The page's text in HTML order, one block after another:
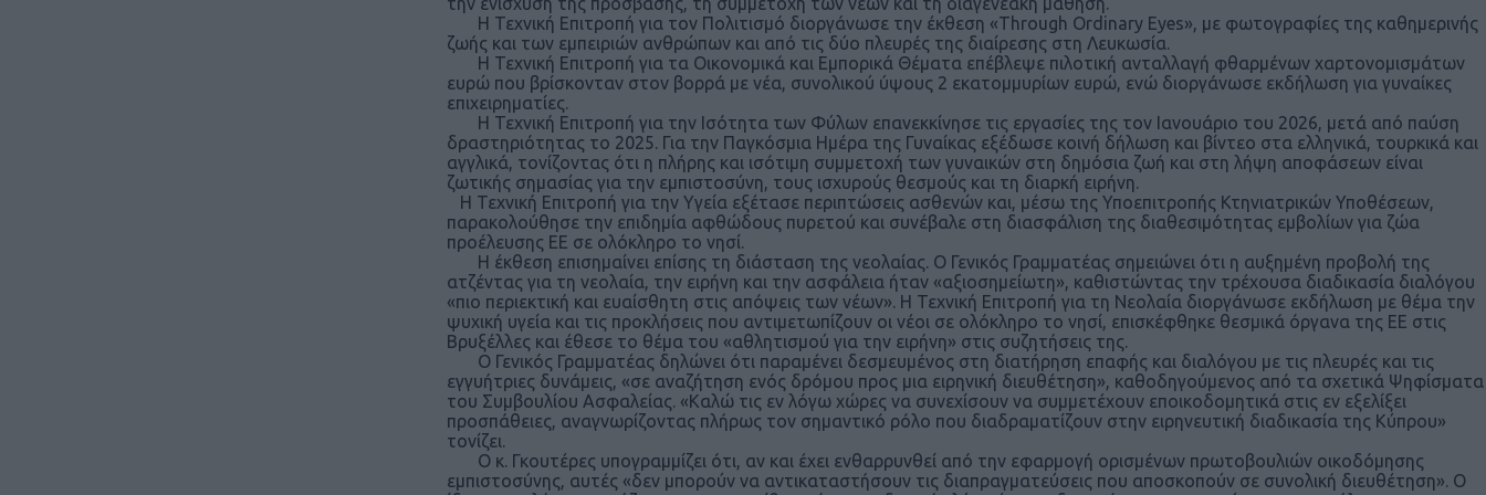
Η Τεχνική Επιτροπή για τον Πολιτισμό διοργάνωσε την έκθεση «Through Ordinary Eyes», με φωτογραφίες της καθημερινής
ζωής και των εμπειριών ανθρώπων και από τις δύο πλευρές της διαίρεσης στη Λευκωσία.
Η Τεχνική Επιτροπή για τα Οικονομικά και Εμπορικά Θέματα επέβλεψε πιλοτική ανταλλαγή φθαρμένων χαρτονομισμάτων
ευρώ που βρίσκονταν στον βορρά με νέα, συνολικού ύψους 2 εκατομμυρίων ευρώ, ενώ διοργάνωσε εκδήλωση για γυναίκες
επιχειρηματίες.
Η Τεχνική Επιτροπή για την Ισότητα των Φύλων επανεκκίνησε τις εργασίες της τον Ιανουάριο του 2026, μετά από παύση
δραστηριότητας το 2025. Για την Παγκόσμια Ημέρα της Γυναίκας εξέδωσε κοινή δήλωση και βίντεο στα ελληνικά, τουρκικά και
αγγλικά, τονίζοντας ότι η πλήρης και ισότιμη συμμετοχή των γυναικών στη δημόσια ζωή και στη λήψη αποφάσεων είναι
ζωτικής σημασίας για την εμπιστοσύνη, τους ισχυρούς θεσμούς και τη διαρκή ειρήνη.
Η Τεχνική Επιτροπή για την Υγεία εξέτασε περιπτώσεις ασθενών και, μέσω της Υποεπιτροπής Κτηνιατρικών Υποθέσεων,
παρακολούθησε την επιδημία αφθώδους πυρετού και συνέβαλε στη διασφάλιση της διαθεσιμότητας εμβολίων για ζώα
προέλευσης ΕΕ σε ολόκληρο το νησί.
Η έκθεση επισημαίνει επίσης τη διάσταση της νεολαίας. Ο Γενικός Γραμματέας σημειώνει ότι η αυξημένη προβολή της
ατζέντας για τη νεολαία, την ειρήνη και την ασφάλεια ήταν «αξιοσημείωτη», καθιστώντας την τρέχουσα διαδικασία διαλόγου
«πιο περιεκτική και ευαίσθητη στις απόψεις των νέων». Η Τεχνική Επιτροπή για τη Νεολαία διοργάνωσε εκδήλωση με θέμα την
ψυχική υγεία και τις προκλήσεις που αντιμετωπίζουν οι νέοι σε ολόκληρο το νησί, επισκέφθηκε θεσμικά όργανα της ΕΕ στις
Βρυξέλλες και έθεσε το θέμα του «αθλητισμού για την ειρήνη» στις συζητήσεις της.
Ο Γενικός Γραμματέας δηλώνει ότι παραμένει δεσμευμένος στη διατήρηση επαφής και διαλόγου με τις πλευρές και τις
εγγυήτριες δυνάμεις, «σε αναζήτηση ενός δρόμου προς μια ειρηνική διευθέτηση», καθοδηγούμενος από τα σχετικά Ψηφίσματα
του Συμβουλίου Ασφαλείας. «Καλώ τις εν λόγω χώρες να συνεχίσουν να συμμετέχουν εποικοδομητικά στις εν εξελίξει
προσπάθειες, αναγνωρίζοντας πλήρως τον σημαντικό ρόλο που διαδραματίζουν στην ειρηνευτική διαδικασία της Κύπρου»
τονίζει.
Ο κ. Γκουτέρες υπογραμμίζει ότι, αν και έχει ενθαρρυνθεί από την εφαρμογή ορισμένων πρωτοβουλιών οικοδόμησης
εμπιστοσύνης, αυτές «δεν μπορούν να αντικαταστήσουν τις διαπραγματεύσεις που αποσκοπούν σε συνολική διευθέτηση». Ο